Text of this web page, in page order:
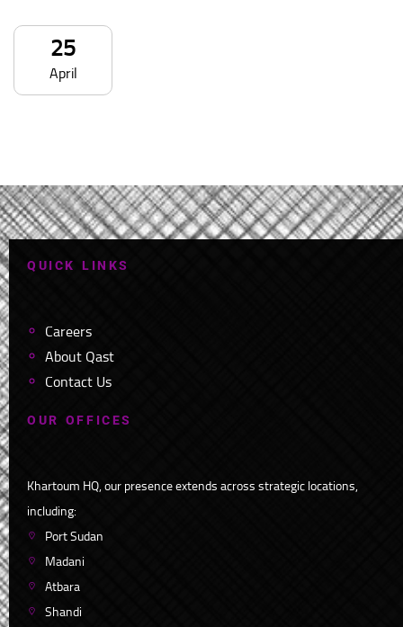
25
April
Q UICK L IN KS
Careers
About Qast
Contact Us
O UR O FF IC ES
Khartoum HQ, our presence extends across strategic locations,
including:
Port Sudan
Madani
Atbara
Shandi